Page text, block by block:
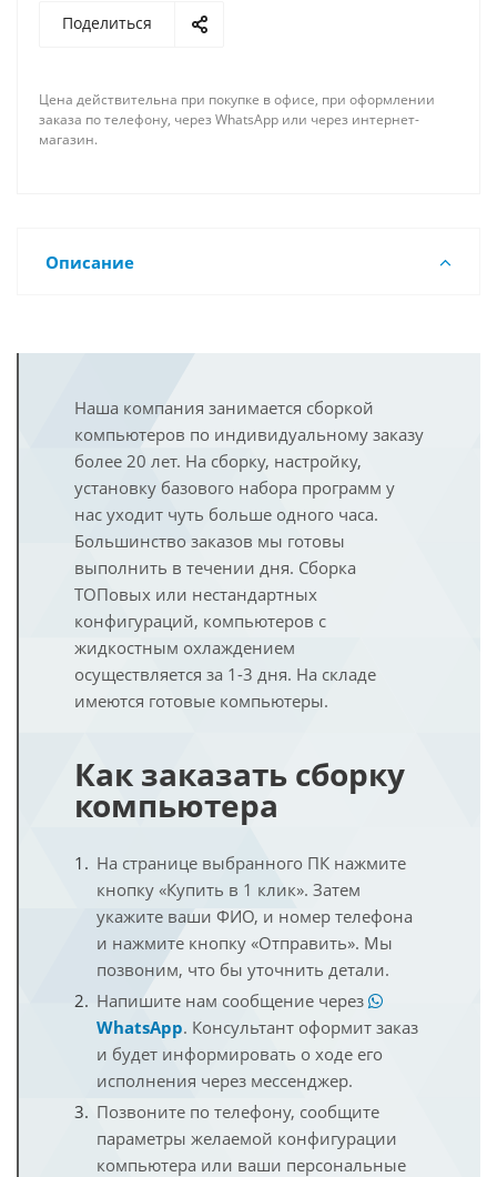
Поделиться
Цена действительна при покупке в офисе, при оформлении
заказа по телефону, через WhatsApp или через интернет-
магазин.
Описание
Наша компания занимается сборкой
компьютеров по индивидуальному заказу
более 20 лет. На сборку, настройку,
установку базового набора программ у
нас уходит чуть больше одного часа.
Большинство заказов мы готовы
выполнить в течении дня. Сборка
ТОПовых или нестандартных
конфигураций, компьютеров с
жидкостным охлаждением
осуществляется за 1-3 дня. На складе
имеются готовые компьютеры.
Как заказать сборку
компьютера
На странице выбранного ПК нажмите
кнопку «Купить в 1 клик». Затем
укажите ваши ФИО, и номер телефона
и нажмите кнопку «Отправить». Мы
позвоним, что бы уточнить детали.
Напишите нам сообщение через
WhatsApp. Консультант оформит заказ
и будет информировать о ходе его
исполнения через мессенджер.
Позвоните по телефону, сообщите
параметры желаемой конфигурации
компьютера или ваши персональные